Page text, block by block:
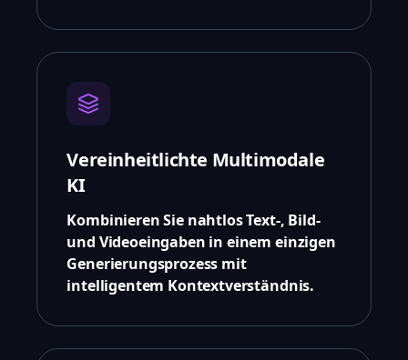
Vereinheitlichte Multimodale
KI
Kombinieren Sie nahtlos Text-, Bild-
und Videoeingaben in einem einzigen
Generierungsprozess mit
intelligentem Kontextverständnis.